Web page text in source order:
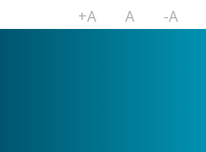
+A A -A